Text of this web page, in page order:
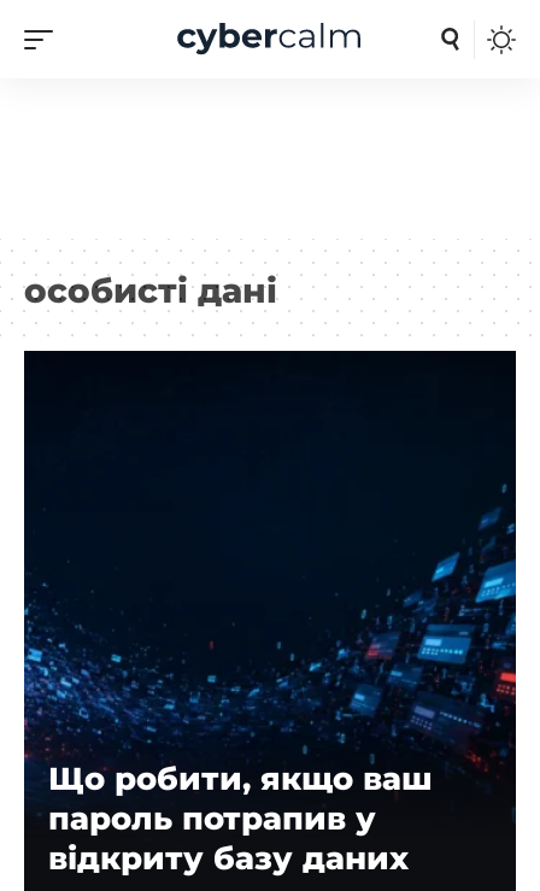
особисті дані
Що робити, якщо ваш
пароль потрапив у
відкриту базу даних